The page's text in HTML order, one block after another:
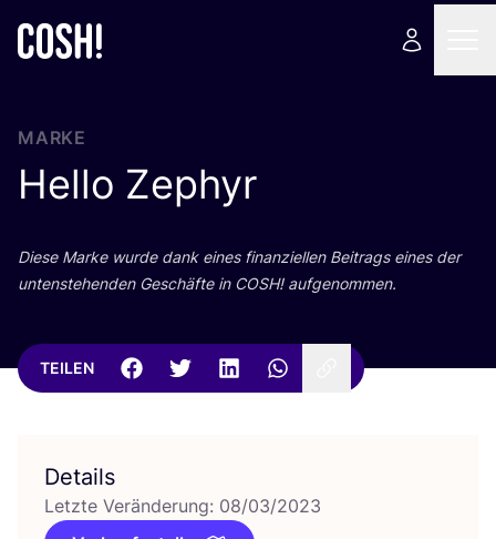
MARKE
Hello Zephyr
Die­se Mar­ke wur­de dank eines finan­zi­el­len Bei­trags eines der
unten­ste­hen­den Geschäf­te in COSH! aufgenommen.
TEILEN
Details
Letzte Veränderung: 08/03/2023